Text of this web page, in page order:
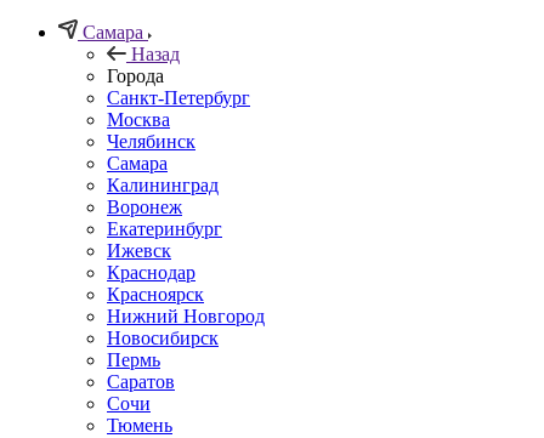
Самара
Назад
Города
Санкт-Петербург
Москва
Челябинск
Самара
Калининград
Воронеж
Екатеринбург
Ижевск
Краснодар
Красноярск
Нижний Новгород
Новосибирск
Пермь
Саратов
Сочи
Тюмень